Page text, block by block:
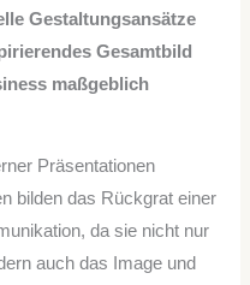
Gestaltungsansätze
Gesamtbild
maßgeblich
Präsentationen
bilden das Rückgrat einer
da sie nicht nur
auch das Image und